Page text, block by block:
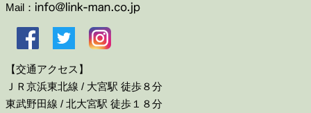
Mail：
【交通アクセス】
ＪＲ京浜東北線 / 大宮駅 徒歩８分
東武野田線 / 北大宮駅 徒歩１８分